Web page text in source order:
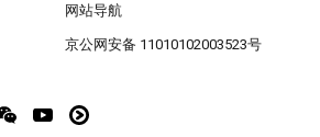
网站导航
京公网安备 11010102003523号